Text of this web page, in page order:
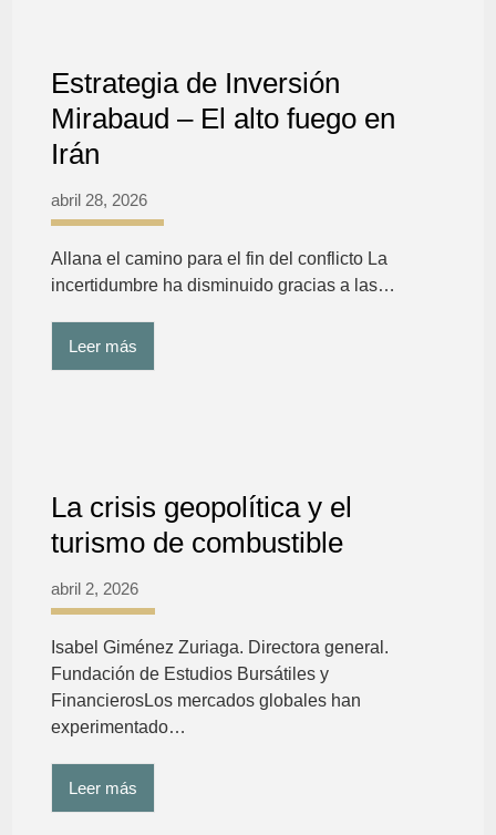
Estrategia de Inversión
Mirabaud – El alto fuego en
Irán
abril 28, 2026
Allana el camino para el fin del conflicto La
incertidumbre ha disminuido gracias a las…
Leer más
La crisis geopolítica y el
turismo de combustible
abril 2, 2026
Isabel Giménez Zuriaga. Directora general.
Fundación de Estudios Bursátiles y
FinancierosLos mercados globales han
experimentado…
Leer más